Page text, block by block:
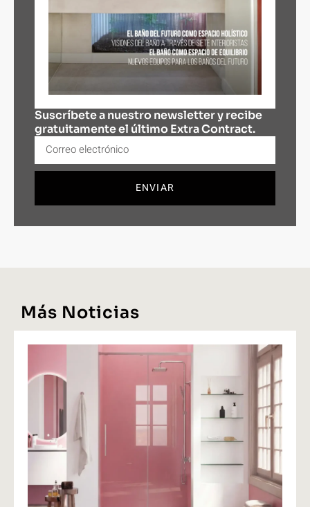
Suscríbete a nuestro newsletter y recibe
gratuitamente el último Extra Contract.
ENVIAR
Más Noticias